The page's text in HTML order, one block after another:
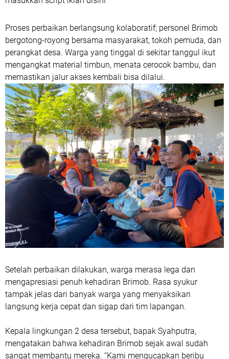
Proses perbaikan berlangsung kolaboratif; personel Brimob
bergotong-royong bersama masyarakat, tokoh pemuda, dan
perangkat desa. Warga yang tinggal di sekitar tanggul ikut
mengangkat material timbun, menata cerocok bambu, dan
memastikan jalur akses kembali bisa dilalui.
Setelah perbaikan dilakukan, warga merasa lega dan
mengapresiasi penuh kehadiran Brimob. Rasa syukur
tampak jelas dari banyak warga yang menyaksikan
langsung kerja cepat dan sigap dari tim lapangan.
Kepala lingkungan 2 desa tersebut, bapak Syahputra,
mengatakan bahwa kehadiran Brimob sejak awal sudah
sangat membantu mereka. “Kami mengucapkan beribu